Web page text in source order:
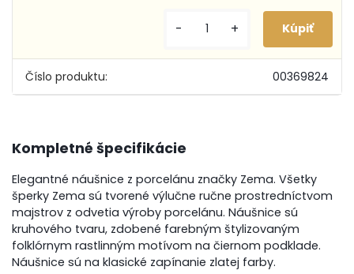
Číslo produktu: 00369824
- +
Kompletné špecifikácie
Elegantné náušnice z porcelánu značky Zema. Všetky
šperky Zema sú tvorené výlučne ručne prostredníctvom
majstrov z odvetia výroby porcelánu. Náušnice sú
kruhového tvaru, zdobené farebným štylizovaným
folklórnym rastlinným motívom na čiernom podklade.
Náušnice sú na klasické zapínanie zlatej farby.